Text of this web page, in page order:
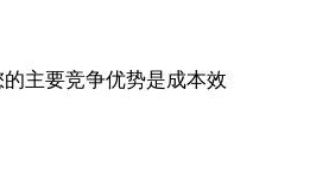
主要竞争优势是成本效